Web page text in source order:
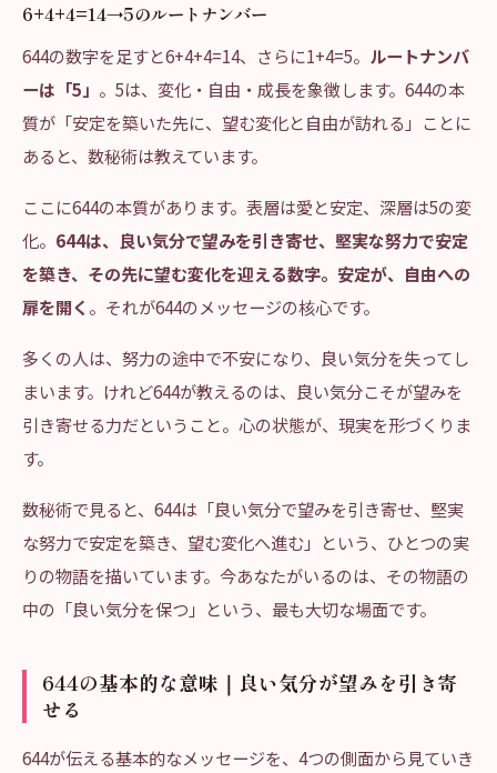
6+4+4=14→5のルートナンバー
644の数字を足すと6+4+4=14、さらに1+4=5。 ルートナンバ
ーは「5」 。5は、変化・自由・成長を象徴します。644の本
質が「安定を築いた先に、望む変化と自由が訪れる」ことに
あると、数秘術は教えています。
ここに644の本質があります。表層は愛と安定、深層は5の変
化。 644は、良い気分で望みを引き寄せ、堅実な努力で安定
を築き、その先に望む変化を迎える数字。安定が、自由への
扉を開く 。それが644のメッセージの核心です。
多くの人は、努力の途中で不安になり、良い気分を失ってし
まいます。けれど644が教えるのは、良い気分こそが望みを
引き寄せる力だということ。心の状態が、現実を形づくりま
す。
数秘術で見ると、644は「良い気分で望みを引き寄せ、堅実
な努力で安定を築き、望む変化へ進む」という、ひとつの実
りの物語を描いています。今あなたがいるのは、その物語の
中の「良い気分を保つ」という、最も大切な場面です。
644の基本的な意味｜良い気分が望みを引き寄
せる
644が伝える基本的なメッセージを、4つの側面から見ていき